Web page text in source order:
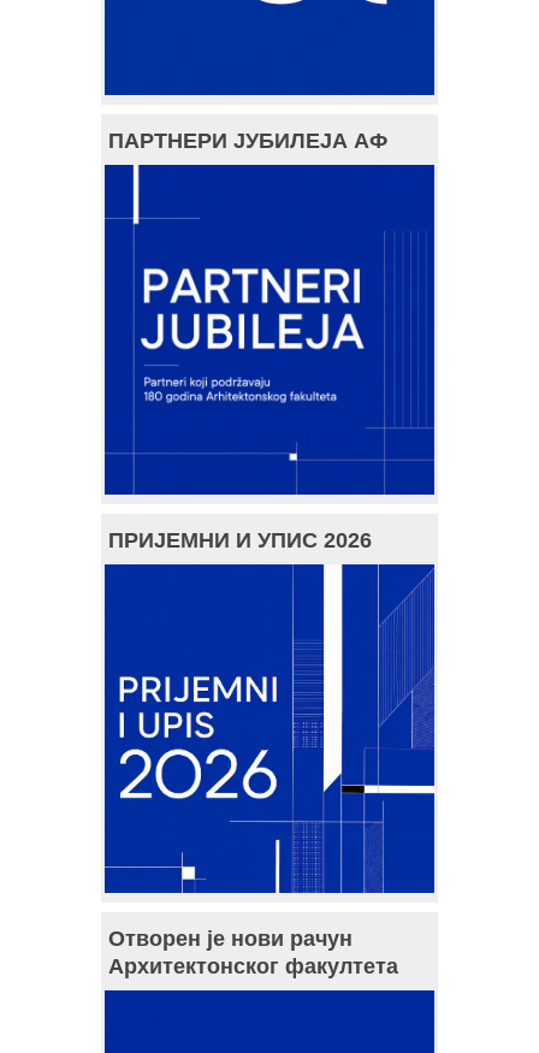
ПАРТНЕРИ ЈУБИЛЕЈА АФ
ПРИЈЕМНИ И УПИС 2026
Отворен је нови рачун
Архитектонског факултета